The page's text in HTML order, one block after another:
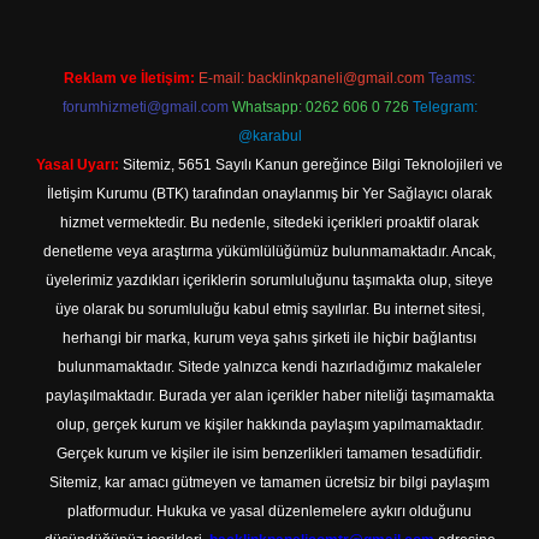
Reklam ve İletişim: E-mail: backlinkpaneli@gmail.com Teams:
forumhizmeti@gmail.com Whatsapp: 0262 606 0 726 Telegram:
@karabul
Yasal Uyarı: Sitemiz, 5651 Sayılı Kanun gereğince Bilgi Teknolojileri ve
İletişim Kurumu (BTK) tarafından onaylanmış bir Yer Sağlayıcı olarak
hizmet vermektedir. Bu nedenle, sitedeki içerikleri proaktif olarak
denetleme veya araştırma yükümlülüğümüz bulunmamaktadır. Ancak,
üyelerimiz yazdıkları içeriklerin sorumluluğunu taşımakta olup, siteye
üye olarak bu sorumluluğu kabul etmiş sayılırlar. Bu internet sitesi,
herhangi bir marka, kurum veya şahıs şirketi ile hiçbir bağlantısı
bulunmamaktadır. Sitede yalnızca kendi hazırladığımız makaleler
paylaşılmaktadır. Burada yer alan içerikler haber niteliği taşımamakta
olup, gerçek kurum ve kişiler hakkında paylaşım yapılmamaktadır.
Gerçek kurum ve kişiler ile isim benzerlikleri tamamen tesadüfidir.
Sitemiz, kar amacı gütmeyen ve tamamen ücretsiz bir bilgi paylaşım
platformudur. Hukuka ve yasal düzenlemelere aykırı olduğunu